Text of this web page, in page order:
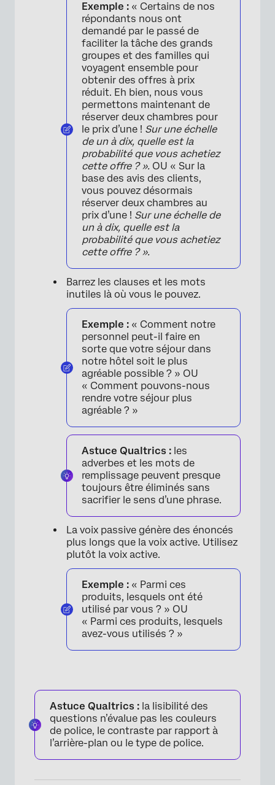
Exemple : « Certains de nos
répondants nous ont
demandé par le passé de
faciliter la tâche des grands
groupes et des familles qui
voyagent ensemble pour
obtenir des offres à prix
réduit. Eh bien, nous vous
permettons maintenant de
réserver deux chambres pour
le prix d’une ! Sur une échelle
de un à dix, quelle est la
probabilité que vous achetiez
cette offre ? ». OU « Sur la
base des avis des clients,
vous pouvez désormais
réserver deux chambres au
prix d’une ! Sur une échelle de
un à dix, quelle est la
probabilité que vous achetiez
cette offre ? ».
Barrez les clauses et les mots
inutiles là où vous le pouvez.
Exemple : « Comment notre
personnel peut-il faire en
sorte que votre séjour dans
notre hôtel soit le plus
agréable possible ? » OU
« Comment pouvons-nous
rendre votre séjour plus
agréable ? »
Astuce Qualtrics : les
adverbes et les mots de
remplissage peuvent presque
toujours être éliminés sans
sacrifier le sens d’une phrase.
La voix passive génère des énoncés
plus longs que la voix active. Utilisez
plutôt la voix active.
Exemple : « Parmi ces
produits, lesquels ont été
utilisé par vous ? » OU
« Parmi ces produits, lesquels
avez-vous utilisés ? »
Astuce Qualtrics : la lisibilité des
questions n’évalue pas les couleurs
de police, le contraste par rapport à
l’arrière-plan ou le type de police.